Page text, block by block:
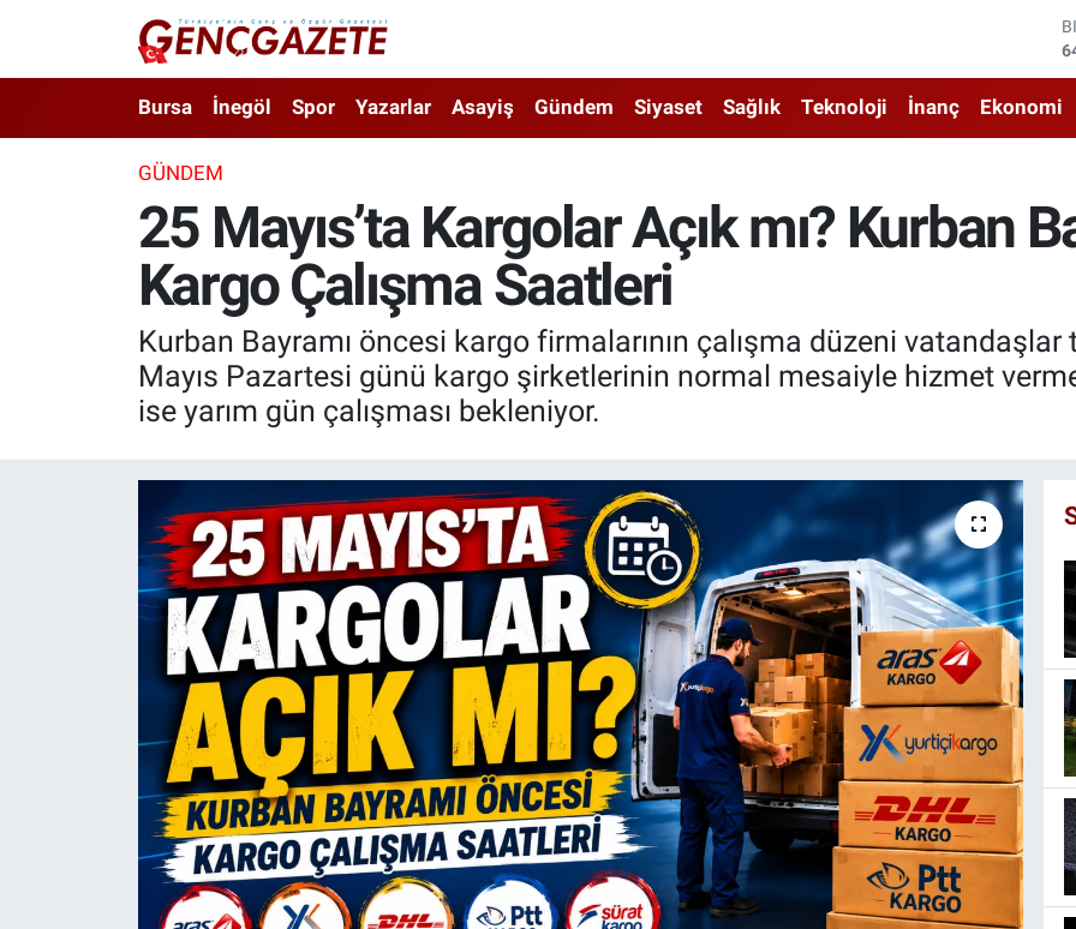
Bursa İnegöl Spor Yazarlar Asayiş Gündem Siyaset Sağlık Teknoloji İnanç Ekonomi
GÜNDEM
25 Mayıs’ta Kargolar Açık mı? Kurban
Kargo Çalışma Saatleri
Kurban Bayramı öncesi kargo firmalarının çalışma düzeni
Mayıs Pazartesi günü kargo şirketlerinin normal mesaiyle hizmet
ise yarım gün çalışması bekleniyor.
3.SAYFA
Ekonomi
Kadın & Aile
Kültür & Sanat
Teknoloji
Nöbetçi Eczaneler
Trafik Durumu
Süper Lig Puan Durumu ve Fikstür
Tüm Manşetler
Son Dakika Haberleri